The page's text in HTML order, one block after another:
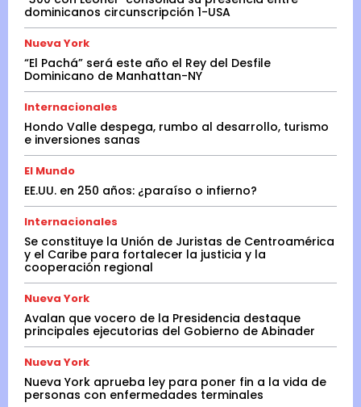
dominicanos circunscripción 1-USA
Nueva York
“El Pachá” será este año el Rey del Desfile
Dominicano de Manhattan-NY
Internacionales
Hondo Valle despega, rumbo al desarrollo, turismo
e inversiones sanas
El Mundo
EE.UU. en 250 años: ¿paraíso o infierno?
Internacionales
Se constituye la Unión de Juristas de Centroamérica
y el Caribe para fortalecer la justicia y la
cooperación regional
Nueva York
Avalan que vocero de la Presidencia destaque
principales ejecutorias del Gobierno de Abinader
Nueva York
Nueva York aprueba ley para poner fin a la vida de
personas con enfermedades terminales